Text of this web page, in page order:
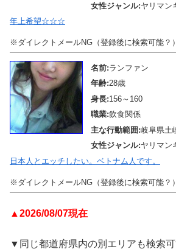
女性ジャンル:ヤリマン
年上希望☆☆☆
※ダイレクトメールNG（登録後に検索可能？）
名前:ランファン
年齢:28歳
身長:156～160
職業:飲食関係
主な行動範囲:岐阜県土
女性ジャンル:ヤリマン
日本人とエッチしたい。ベトナム人です。
※ダイレクトメールNG（登録後に検索可能？）
▲2026/08/07現在
▼同じ都道府県内の別エリアも検索